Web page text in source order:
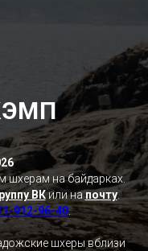
шхерам на байдарках.
ВКили напочту.
912-96-40.
шхеры вблизи